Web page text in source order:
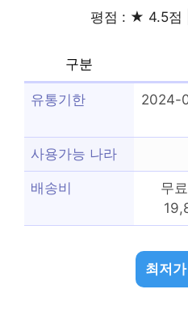
평점 : ★ 4.5점
구분
유통기한
2024-
사용가능 나라
배송비
무
최저